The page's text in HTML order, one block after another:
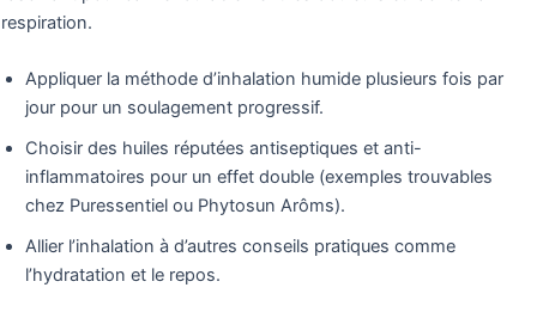
respiration.
Appliquer la méthode d’inhalation humide plusieurs fois par
jour pour un soulagement progressif.
Choisir des huiles réputées antiseptiques et anti-
inflammatoires pour un effet double (exemples trouvables
chez Puressentiel ou Phytosun Arôms).
Allier l’inhalation à d’autres conseils pratiques comme
l’hydratation et le repos.